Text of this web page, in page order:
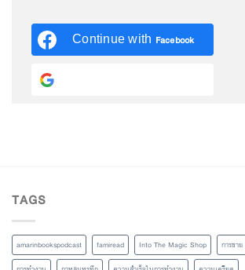
Continue with Facebook
TAGS
amarinbookspodcast famiread Into The Magic Shop
การขาย